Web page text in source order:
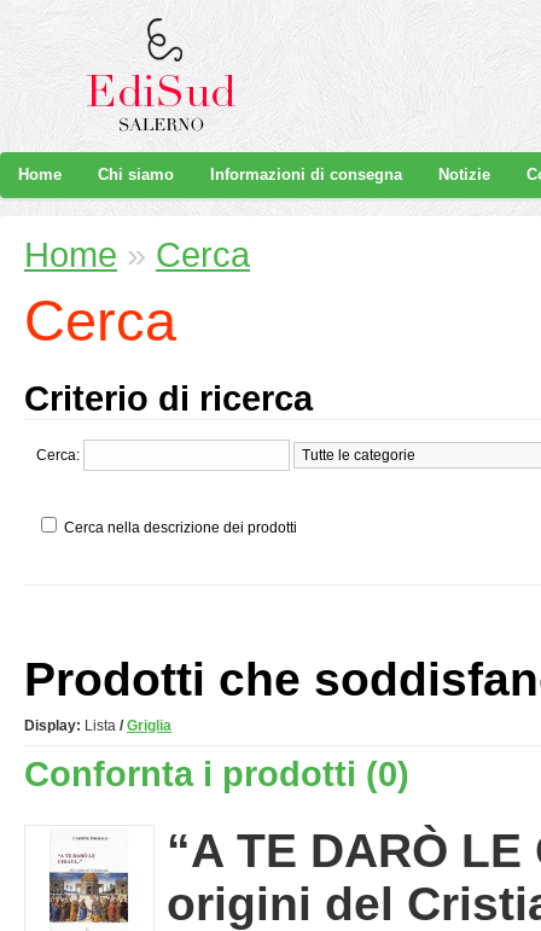
Home Chi siamo Informazioni di consegna Notizie
Home » Cerca
Cerca
Criterio di ricerca
Cerca:
Cerca nella descrizione dei prodotti
Prodotti che
Display: Lista / Griglia
Confornta i prodotti (0)
“A TE DARÒ LE
origini del